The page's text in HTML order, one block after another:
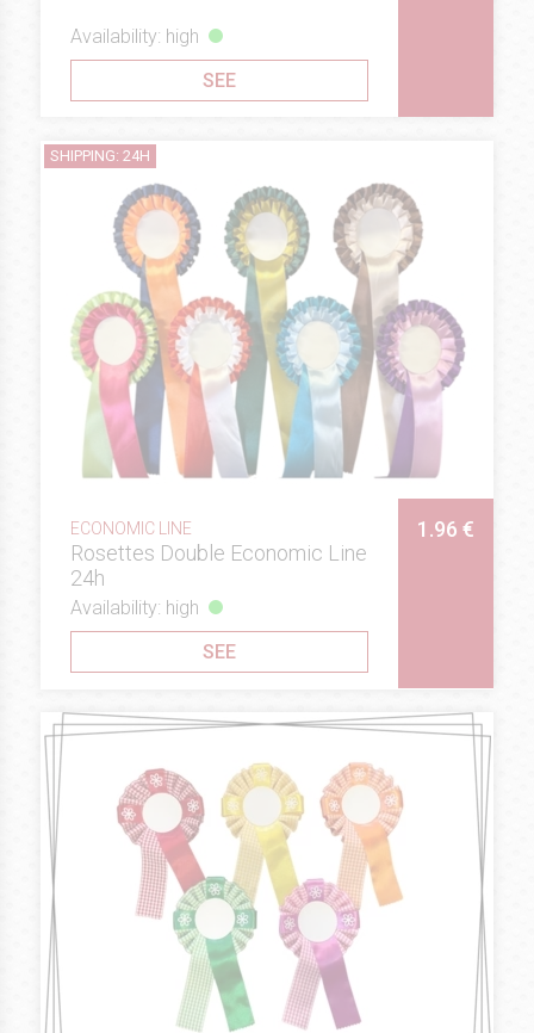
Availability: high
SEE
ECONOMIC LINE
Rosettes Double Economic Line
24h
1.96 €
Availability: high
SEE
SHIPPING: 24H